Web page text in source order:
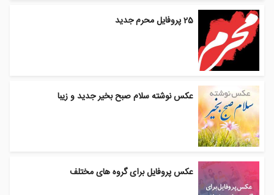
25 پروفایل محرم جدید
عکس نوشته سلام صبح بخیر جدید و زیبا
عکس پروفایل برای گروه های مختلف